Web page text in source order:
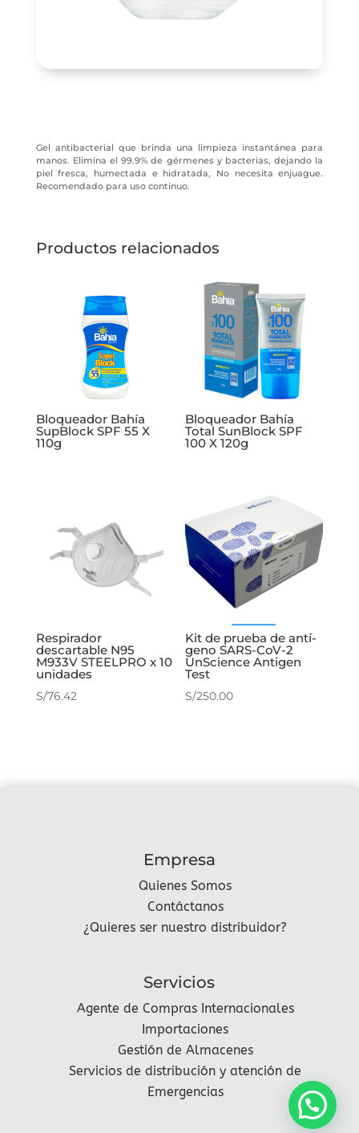
Gel antibacterial que brinda una limpieza instantánea para
manos. Elimina el 99.9% de gérmenes y bacterias, dejando la
piel fresca, humectada e hidratada, No necesita enjuague.
Recomendado para uso continuo.
Productos relacionados
Bloqueador Bahía
SupBlock SPF 55 X
110g
Bloqueador Bahía
Total SunBlock SPF
100 X 120g
Respirador
descartable N95
M933V STEELPRO x 10
unidades
S/76.42
Kit de prueba de antí­
geno SARS-CoV-2
UnScience Antigen
Test
S/250.00
Empresa
Quienes Somos
Contáctanos
¿Quieres ser nuestro distribuidor?
Servicios
Agente de Compras Internacionales
Importaciones
Gestión de Almacenes
Servicios de distribución y atención de
Emergencias